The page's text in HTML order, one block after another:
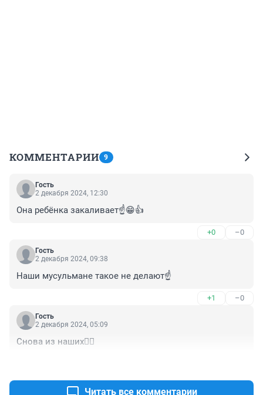
КОММЕНТАРИИ 9
Гость
2 декабря 2024, 12:30
Она ребёнка закаливает☝️😁👍
+0 –0
Гость
2 декабря 2024, 09:38
Наши мусульмане такое не делают☝️
+1 –0
Гость
2 декабря 2024, 05:09
Снова из наших🤷‍♂️
Читать все комментарии